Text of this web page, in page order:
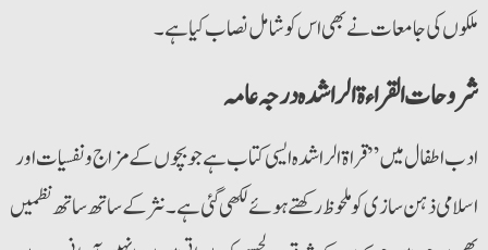
ملکوں کی جامعات نے بھی اس کو شامل نصاب کیا ہے۔
شروحات القراءۃ الراشدہ درجہ عامہ
ادب اطفال میں ” قراۃ الراشدہ ایسی کتاب ہے جو بچوں کے مزاج و نفسیات اور
اسلامی ذہن سازی کو ملحوظ رکھتے ہوئے لکھی گئی ہے۔ نثر کے ساتھ ساتھ نظمیں